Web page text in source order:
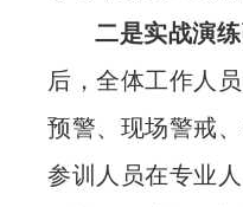
二是实战演练
后，全体工作人
预警、现场警戒
参训人员在专业